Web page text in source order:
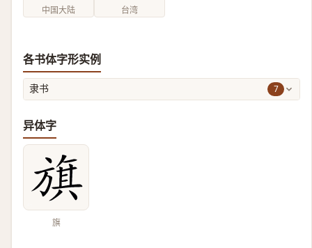
中国大陆 台湾
各书体字形实例
隶书 7
异体字
旗